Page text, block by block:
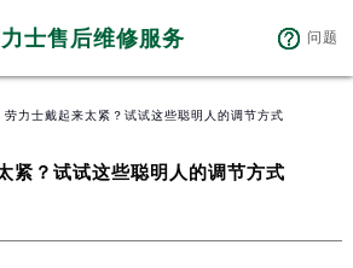
士售后维修服务 问题
劳力士戴起来太紧？试试这些聪明人的调节方式
紧？试试这些聪明人的调节方式